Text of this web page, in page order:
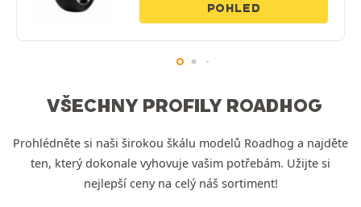
POHLED
VŠECHNY PROFILY ROADHOG
Prohlédněte si naši širokou škálu modelů Roadhog a najděte
ten, který dokonale vyhovuje vašim potřebám. Užijte si
nejlepší ceny na celý náš sortiment!